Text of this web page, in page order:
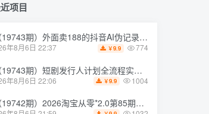
项目
期）外面卖188的抖音AI伪记录片赛道掘金全攻略；从选题到发布十一大环节拆解，零基础也能做出高流量真实感内容
年8月6日 22:37 ￥9.9 774
期）短剧发行人计划全流程实操教程；从账号*到选剧剪辑再到发布技巧，零基础也能快速上手出单
年8月6日 22:06 ￥9.9 1004
期）2026淘宝从零*2.0第85期；主推款五项高权重初始设置，改销量评晒秒单快速破零积累基础权重
项目
期）外面卖188的抖音AI伪记录片赛道掘金全攻略；从选题到发布十一大环节拆解，零基础也能做出高流量真实感内容
年8月6日 22:37 ￥9.9 774
期）短剧发行人计划全流程实操教程；从账号*到选剧剪辑再到发布技巧，零基础也能快速上手出单
年8月6日 22:06 ￥9.9 1004
期）2026淘宝从零*2.0第85期；主推款五项高权重初始设置，改销量评晒秒单快速破零积累基础权重